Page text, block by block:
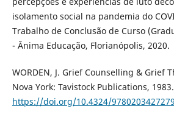
isolamento social na pandemia do
Trabalho de Conclusão de Curso
- Ânima Educação, Florianópolis, 2020.
WORDEN, J. Grief Counselling & Grief
Nova York: Tavistock Publications,
https://doi.org/10.4324/9780203427279